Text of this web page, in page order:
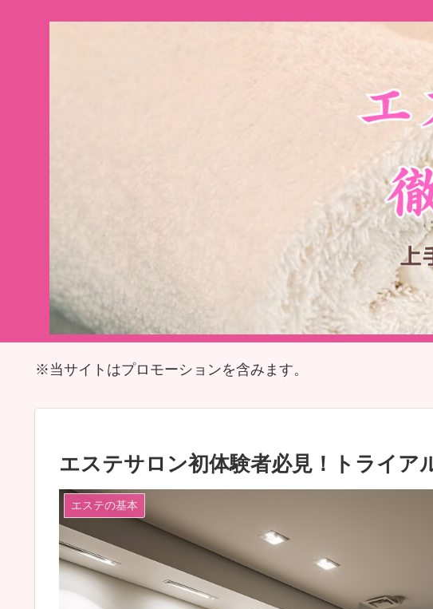
※当サイトはプロモーションを含みます。
エステサロン初体験者必見！トライア
エステの基本